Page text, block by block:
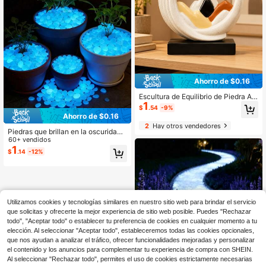
Ahorro de $0.16
Piedras que brillan en la oscuridad
5/100/200/400/600 piezas Guijarr
os fluorescentes para decoración d
e jardín exterior, césped y camino, P
o a mano, decoración de Halloween
y cenador exterior
60+ vendidos
$1.14 -12%
Ahorro de $0.16
Escultura de Equilibrio de Piedra Ab
stracta Moderna, Decoración de Art
e Zen Minimalista, Adecuada para
Sala de Estar, Oficina, Dormitorio, E
stantería, Entrada, Acento de Medit
ación Tranquila, Decoración del Ho
gar Contemporánea, Centro de Mes
a de Escritorio de Moda, Tonos Neu
tros, Decoración de Habitación Sim
ple
$1.54 -9%
2Hay otros vendedores
Utilizamos cookies y tecnologías similares en nuestro sitio web para brindar el servicio
que solicitas y ofrecerte la mejor experiencia de sitio web posible. Puedes "Rechazar
todo", "Aceptar todo" o establecer tu preferencia de cookies en cualquier momento a tu
elección. Al seleccionar "Aceptar todo", estableceremos todas las cookies opcionales,
que nos ayudan a analizar el tráfico, ofrecer funcionalidades mejoradas y personalizar
el contenido y los anuncios para complementar tu experiencia de compra con SHEIN.
Al seleccionar "Rechazar todo", permites el uso de cookies estrictamente necesarias